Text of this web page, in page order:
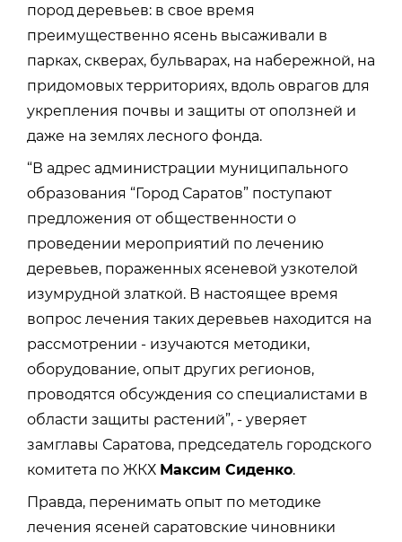
пород деревьев: в свое время
преимущественно ясень высаживали в
парках, скверах, бульварах, на набережной, на
придомовых территориях, вдоль оврагов для
укрепления почвы и защиты от оползней и
даже на землях лесного фонда.
“В адрес администрации муниципального
образования “Город Саратов” поступают
предложения от общественности о
проведении мероприятий по лечению
деревьев, пораженных ясеневой узкотелой
изумрудной златкой. В настоящее время
вопрос лечения таких деревьев находится на
рассмотрении - изучаются методики,
оборудование, опыт других регионов,
проводятся обсуждения со специалистами в
области защиты растений”, - уверяет
замглавы Саратова, председатель городского
комитета по ЖКХ Максим Сиденко.
Правда, перенимать опыт по методике
лечения ясеней саратовские чиновники